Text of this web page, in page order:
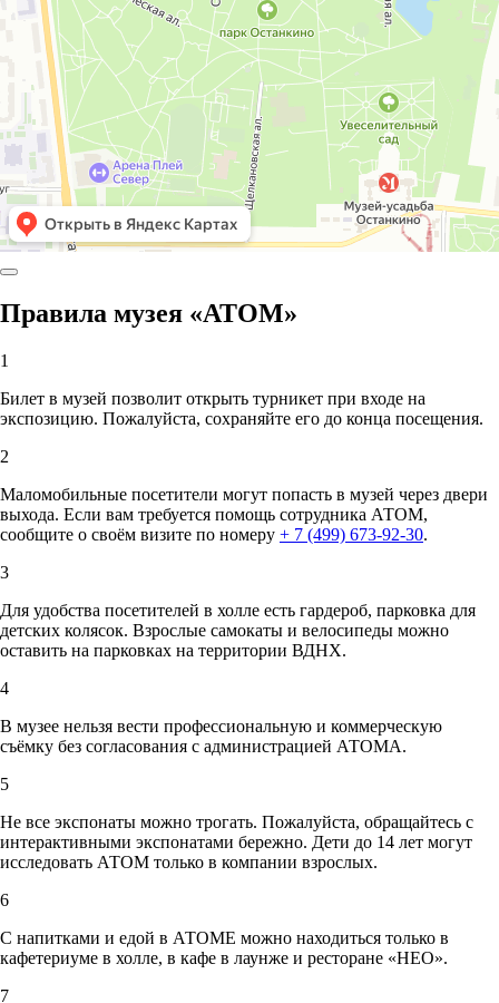
Правила музея «АТОМ»
1
Билет в музей позволит открыть турникет при входе на
экспозицию. Пожалуйста, сохраняйте его до конца посещения.
2
Маломобильные посетители могут попасть в музей через двери
выхода. Если вам требуется помощь сотрудника АТОМ,
сообщите о своём визите по номеру + 7 (499) 673-92-30.
3
Для удобства посетителей в холле есть гардероб, парковка для
детских колясок. Взрослые самокаты и велосипеды можно
оставить на парковках на территории ВДНХ.
4
В музее нельзя вести профессиональную и коммерческую
съёмку без согласования с администрацией АТОМА.
5
Не все экспонаты можно трогать. Пожалуйста, обращайтесь с
интерактивными экспонатами бережно. Дети до 14 лет могут
исследовать АТОМ только в компании взрослых.
6
С напитками и едой в АТОМЕ можно находиться только в
кафетериуме в холле, в кафе в лаунже и ресторане «НЕО».
7